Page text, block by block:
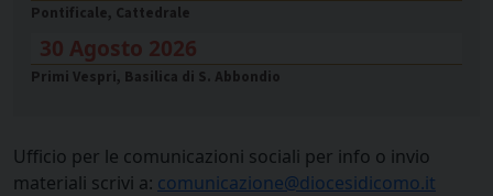
Pontificale, Cattedrale
30 Agosto 2026
Primi Vespri, Basilica di S. Abbondio
Ufficio per le comunicazioni sociali per info o invio
materiali scrivi a: comunicazione@diocesidicomo.it